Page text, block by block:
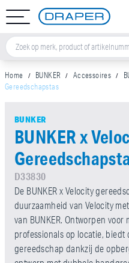
Home BUNKER Accessoires
Gereedschapstas
BUNKER
BUNKER x
D33830
De BUNKER x Velocity
duurzaamheid van Velocity
van BUNKER. Ontworpen
professionals op locatie, biedt
gereedschap dankzij de